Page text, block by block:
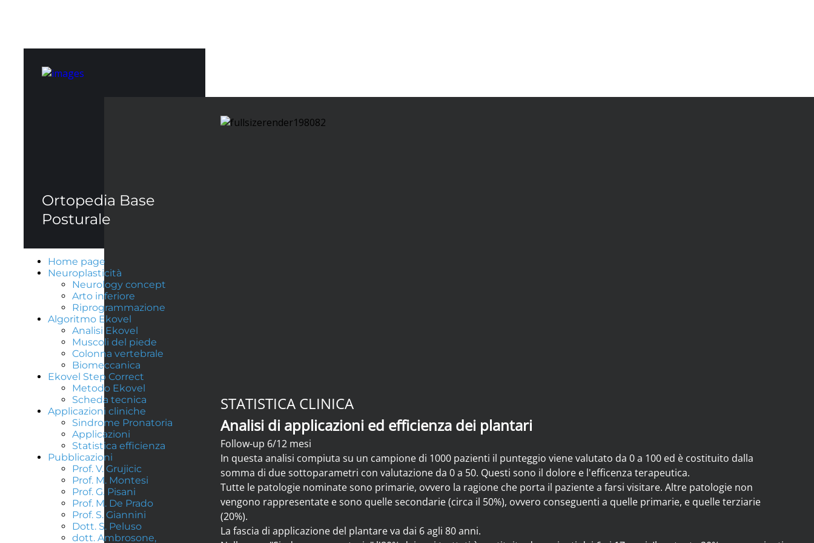
Ortopedia Base
Posturale
Home page
Neuroplasticità
Neurology concept
Arto inferiore
Riprogrammazione
Algoritmo Ekovel
Analisi Ekovel
Muscoli del piede
Colonna vertebrale
Biomeccanica
Ekovel Step Correct
Metodo Ekovel
Scheda tecnica
Applicazioni cliniche
Sindrome Pronatoria
Applicazioni
Statistica efficienza
Pubblicazioni
Prof. V. Grujicic
Prof. M. Montesi
Prof. G. Pisani
Prof. M. De Prado
Prof. S. Giannini
Dott. S. Peluso
dott. Ambrosone,
STATISTICA CLINICA
Analisi di applicazioni ed efficienza dei plantari
Follow-up 6/12 mesi
In questa analisi compiuta su un campione di 1000 pazienti il punteggio viene valutato da 0 a 100 ed è costituito dalla
somma di due sottoparametri con valutazione da 0 a 50. Questi sono il dolore e l'efficenza terapeutica.
Tutte le patologie nominate sono primarie, ovvero la ragione che porta il paziente a farsi visitare. Altre patologie non
vengono rappresentate e sono quelle secondarie (circa il 50%), ovvero conseguenti a quelle primarie, e quelle terziarie
(20%).
La fascia di applicazione del plantare va dai 6 agli 80 anni.